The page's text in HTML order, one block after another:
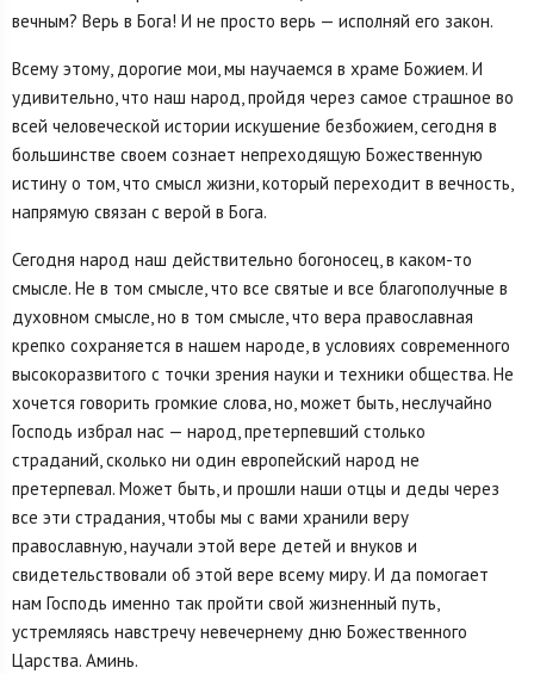
вечным? Верь в Бога! И не просто верь — исполняй его закон.
Всему этому, дорогие мои, мы научаемся в храме Божием. И
удивительно, что наш народ, пройдя через самое страшное во
всей человеческой истории искушение безбожием, сегодня в
большинстве своем сознает непреходящую Божественную
истину о том, что смысл жизни, который переходит в вечность,
напрямую связан с верой в Бога.
Сегодня народ наш действительно богоносец, в каком-то
смысле. Не в том смысле, что все святые и все благополучные в
духовном смысле, но в том смысле, что вера православная
крепко сохраняется в нашем народе, в условиях современного
высокоразвитого с точки зрения науки и техники общества. Не
хочется говорить громкие слова, но, может быть, неслучайно
Господь избрал нас — народ, претерпевший столько
страданий, сколько ни один европейский народ не
претерпевал. Может быть, и прошли наши отцы и деды через
все эти страдания, чтобы мы с вами хранили веру
православную, научали этой вере детей и внуков и
свидетельствовали об этой вере всему миру. И да помогает
нам Господь именно так пройти свой жизненный путь,
устремляясь навстречу невечернему дню Божественного
Царства. Аминь.